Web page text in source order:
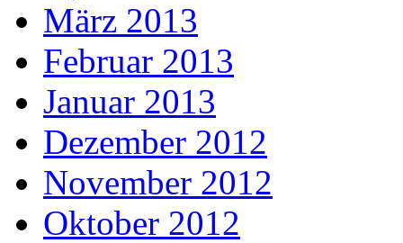
März 2013
Februar 2013
Januar 2013
Dezember 2012
November 2012
Oktober 2012